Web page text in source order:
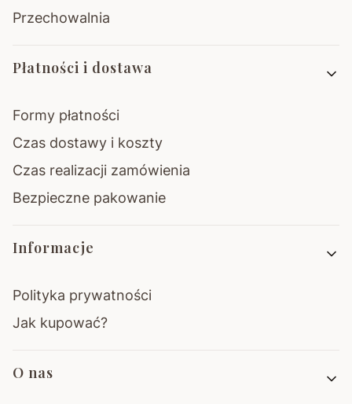
Przechowalnia
Płatności i dostawa
Formy płatności
Czas dostawy i koszty
Czas realizacji zamówienia
Bezpieczne pakowanie
Informacje
Polityka prywatności
Jak kupować?
O nas